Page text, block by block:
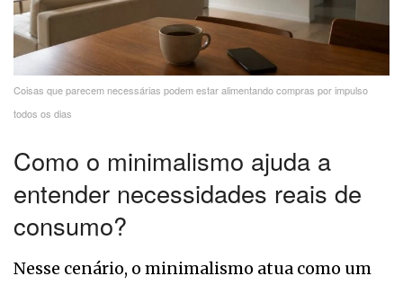
Coisas que parecem necessárias podem estar alimentando compras por impulso
todos os dias
Como o minimalismo ajuda a
entender necessidades reais de
consumo?
Nesse cenário, o minimalismo atua como um